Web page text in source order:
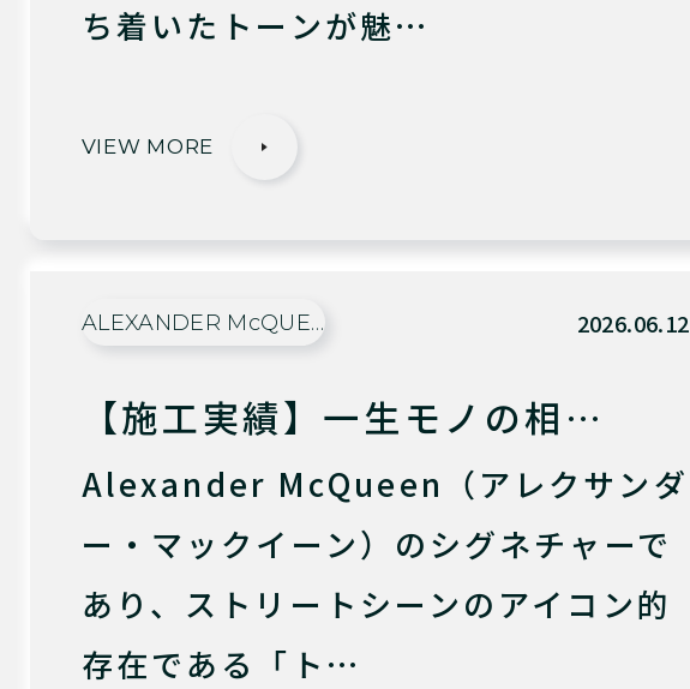
ち着いたトーンが魅…
VIEW MORE
ALEXANDER McQUE… 2026.06.12
【施工実績】一生モノの相…
Alexander McQueen（アレクサンダ
ー・マックイーン）のシグネチャーで
あり、ストリートシーンのアイコン的
存在である「ト…